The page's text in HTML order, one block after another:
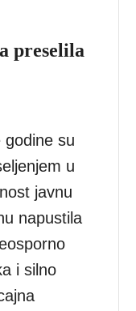
preselila
godine su
u
javnu
napustila
i silno